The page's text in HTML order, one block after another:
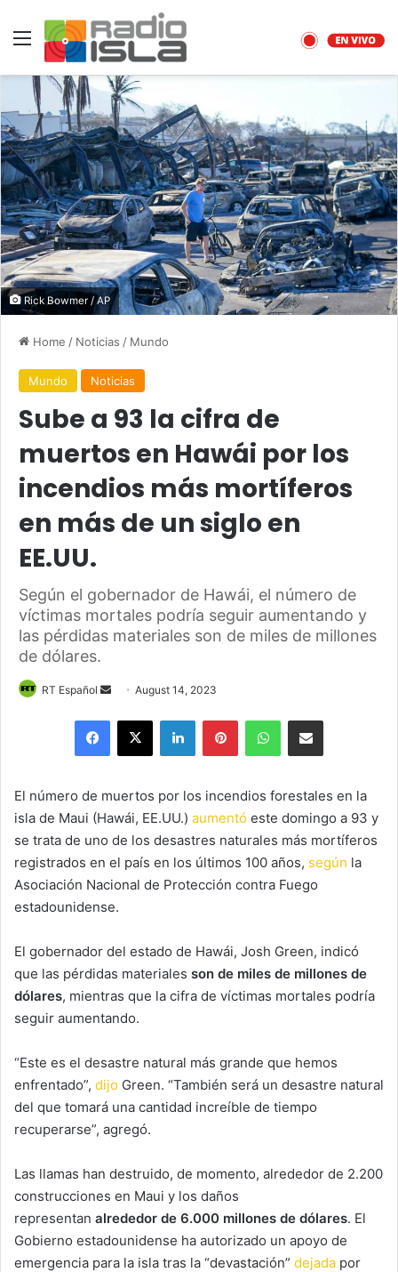
Menu
Rick Bowmer / AP
Home / Noticias / Mundo
Mundo Noticias
Sube a 93 la cifra de
muertos en Hawái por los
incendios más mortíferos
en más de un siglo en
EE.UU.
Según el gobernador de Hawái, el número de
víctimas mortales podría seguir aumentando y
las pérdidas materiales son de miles de millones
de dólares.
RT Español
Send
email
August 14, 2023
Facebook
X LinkedInPinterestWhatsAppShare via Email
El número de muertos por los incendios forestales en la
isla de Maui (Hawái, EE.UU.) aumentó este domingo a 93 y
se trata de uno de los desastres naturales más mortíferos
registrados en el país en los últimos 100 años, según la
Asociación Nacional de Protección contra Fuego
estadounidense.
El gobernador del estado de Hawái, Josh Green, indicó
que las pérdidas materiales son de miles de millones de
dólares, mientras que la cifra de víctimas mortales podría
seguir aumentando.
“Este es el desastre natural más grande que hemos
enfrentado”, dijo Green. “También será un desastre natural
del que tomará una cantidad increíble de tiempo
recuperarse”, agregó.
Las llamas han destruido, de momento, alrededor de 2.200
construcciones en Maui y los daños
representan alrededor de 6.000 millones de dólares. El
Gobierno estadounidense ha autorizado un apoyo de
emergencia para la isla tras la “devastación” dejada por